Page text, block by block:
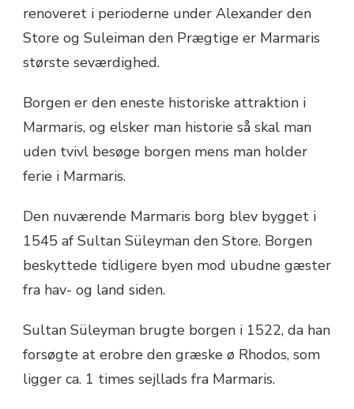
renoveret i perioderne under Alexander den
Store og Suleiman den Prægtige er Marmaris
største seværdighed.
Borgen er den eneste historiske attraktion i
Marmaris, og elsker man historie så skal man
uden tvivl besøge borgen mens man holder
ferie i Marmaris.
Den nuværende Marmaris borg blev bygget i
1545 af Sultan Süleyman den Store. Borgen
beskyttede tidligere byen mod ubudne gæster
fra hav- og land siden.
Sultan Süleyman brugte borgen i 1522, da han
forsøgte at erobre den græske ø Rhodos, som
ligger ca. 1 times sejllads fra Marmaris.